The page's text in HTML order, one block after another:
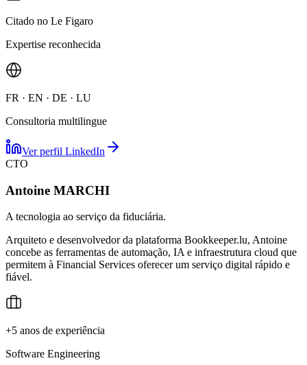
Citado no Le Figaro
Expertise reconhecida
FR · EN · DE · LU
Consultoria multilingue
Ver perfil LinkedIn
CTO
Antoine MARCHI
A tecnologia ao serviço da fiduciária.
Arquiteto e desenvolvedor da plataforma Bookkeeper.lu, Antoine
concebe as ferramentas de automação, IA e infraestrutura cloud que
permitem à Financial Services oferecer um serviço digital rápido e
fiável.
+5 anos de experiência
Software Engineering